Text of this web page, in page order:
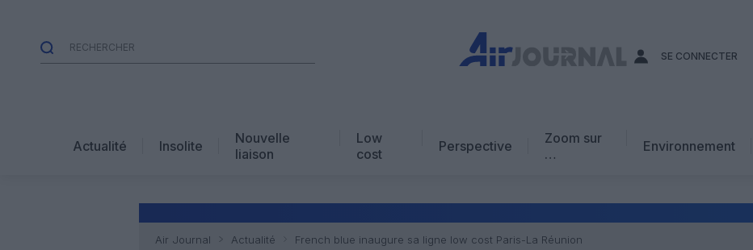
SE CONNECTER
Actualité Insolite
Nouvelle
liaison
Low
cost
Perspective
Zoom sur
…
Avis d’expert
Environnement
Air Journal Actualité French blue inaugure sa ligne low cost Paris-La Réunion